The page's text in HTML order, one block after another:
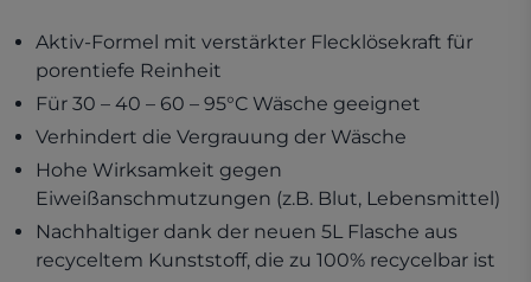
Aktiv-Formel mit verstärkter Flecklösekraft für
porentiefe Reinheit
Für 30 – 40 – 60 – 95°C Wäsche geeignet
Verhindert die Vergrauung der Wäsche
Hohe Wirksamkeit gegen
Eiweißanschmutzungen (z.B. Blut, Lebensmittel)
Nachhaltiger dank der neuen 5L Flasche aus
recyceltem Kunststoff, die zu 100% recycelbar ist